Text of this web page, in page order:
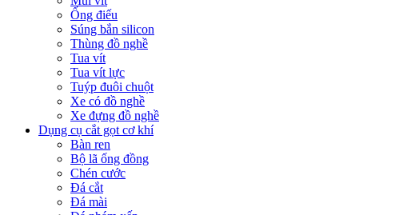
Ống điếu
Súng bắn silicon
Thùng đồ nghề
Tua vít
Tua vít lực
Tuýp đuôi chuột
Xe có đồ nghề
Xe đựng đồ nghề
Dụng cụ cắt gọt cơ khí
Bàn ren
Bộ lã ống đồng
Chén cước
Đá cắt
Đá mài